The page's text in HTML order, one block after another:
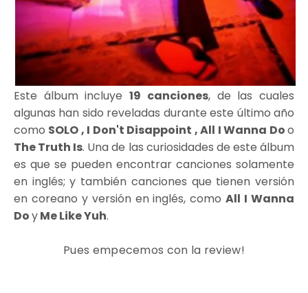
Este álbum incluye19 canciones, de las cuales
algunas han sido reveladas durante este último año
como SOLO , I Don't Disappoint , All I Wanna Doo
The Truth Is. Una de las curiosidades de este álbum
es que se pueden encontrar canciones solamente
en inglés; y también canciones que tienen versión
en coreano y versión en inglés, comoAll I Wanna
DoyMe Like Yuh.
Pues empecemos con la review!